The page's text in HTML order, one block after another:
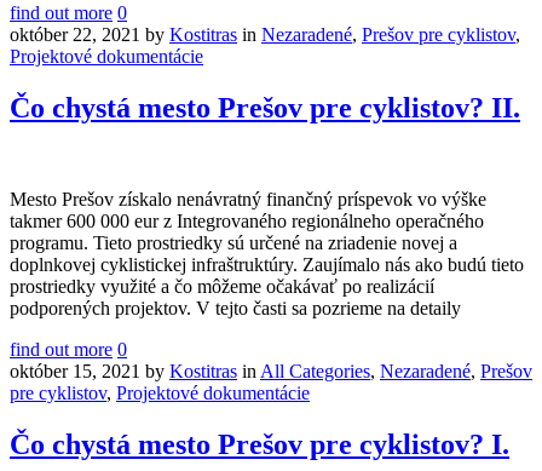
find out more 0
október 22, 2021 by Kostitras in Nezaradené, Prešov pre cyklistov,
Projektové dokumentácie
Čo chystá mesto Prešov pre cyklistov? II.
Mesto Prešov získalo nenávratný finančný príspevok vo výške
takmer 600 000 eur z Integrovaného regionálneho operačného
programu. Tieto prostriedky sú určené na zriadenie novej a
doplnkovej cyklistickej infraštruktúry. Zaujímalo nás ako budú tieto
prostriedky využité a čo môžeme očakávať po realizácií
podporených projektov. V tejto časti sa pozrieme na detaily
find out more 0
október 15, 2021 by Kostitras inAll Categories, Nezaradené, Prešov
pre cyklistov, Projektové dokumentácie
Čo chystá mesto Prešov pre cyklistov? I.